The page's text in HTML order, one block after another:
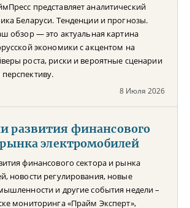
представляет аналитический
Беларуси. Тенденции и прогнозы.
обзор — это актуальная картина
экономики с акцентом на
роста, риски и вероятные сценарии
8 Июля 2026
развития финансового
электромобилей
финансового сектора и рынка
новости регулирования, новые
и другие события недели –
мониторинга «Прайм Эксперт»,